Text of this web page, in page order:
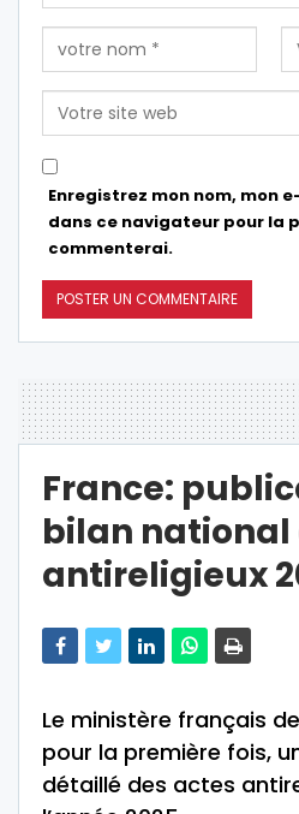
Enregistrez mon nom, mon
dans ce navigateur pour la
commenterai.
France:
bilan national
antireligieux
Le ministère français
pour la première fois,
détaillé des actes